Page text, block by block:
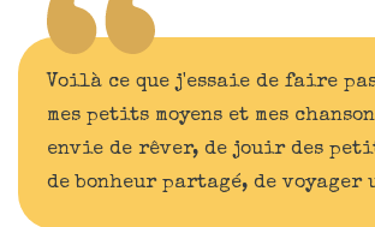
Voilà ce que j'essaie de faire
mes petits moyens et mes
envie de rêver, de jouir des
de bonheur partagé, de voyager